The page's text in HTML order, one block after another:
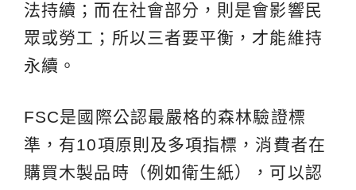
法持續；而在社會部分，則是會影響民
眾或勞工；所以三者要平衡，才能維持
永續。
FSC是國際公認最嚴格的森林驗證標
準，有10項原則及多項指標，消費者在
購買木製品時（例如衛生紙），可以認